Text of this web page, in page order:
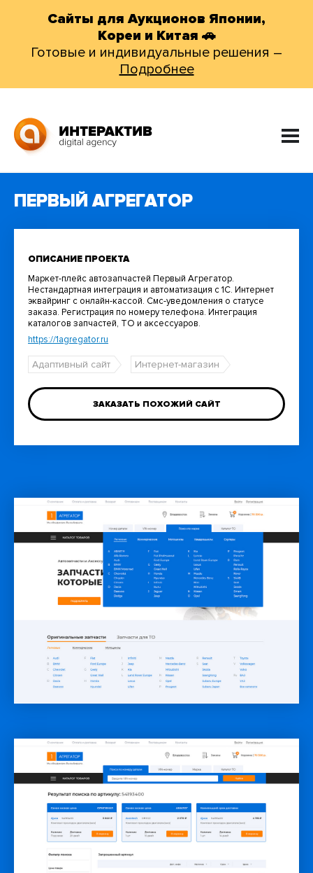
Сайты для Аукционов Японии,
Кореи и Китая 🚗
Готовые и индивидуальные решения –
Подробнее
ПЕРВЫЙ АГРЕГАТОР
ОПИСАНИЕ ПРОЕКТА
Маркет-плейс автозапчастей Первый Агрегатор.
Нестандартная интеграция и автоматизация с 1С. Интернет
эквайринг с онлайн-кассой. Смс-уведомления о статусе
заказа. Регистрация по номеру телефона. Интеграция
каталогов запчастей, ТО и аксессуаров.
https://1agregator.ru
Адаптивный сайт Интернет-магазин
ЗАКАЗАТЬ ПОХОЖИЙ САЙТ